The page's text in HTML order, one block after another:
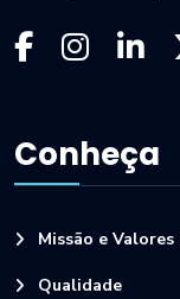
Conheça
Missão e Valores
Qualidade